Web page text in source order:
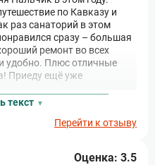
по Кавказу и
раз санаторий в этом
сразу – большая
ремонт во всех
удобно. Плюс отличные
Приеду ещё уже
текст
Перейти к отзыву
Оценка: 3.5